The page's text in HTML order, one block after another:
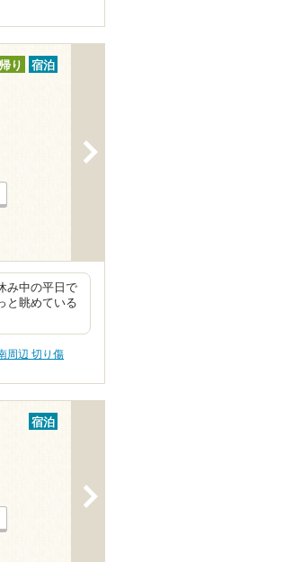
り 宿泊
み中の平日で
と眺めている
周辺 切り傷
宿泊